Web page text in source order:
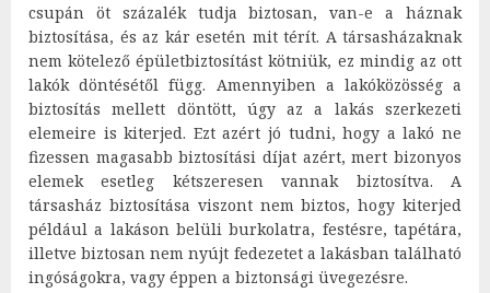
csupán öt százalék tudja biztosan, van-e a háznak
biztosítása, és az kár esetén mit térít. A társasházaknak
nem kötelező épületbiztosítást kötniük, ez mindig az ott
lakók döntésétől függ. Amennyiben a lakóközösség a
biztosítás mellett döntött, úgy az a lakás szerkezeti
elemeire is kiterjed. Ezt azért jó tudni, hogy a lakó ne
fizessen magasabb biztosítási díjat azért, mert bizonyos
elemek esetleg kétszeresen vannak biztosítva. A
társasház biztosítása viszont nem biztos, hogy kiterjed
például a lakáson belüli burkolatra, festésre, tapétára,
illetve biztosan nem nyújt fedezetet a lakásban található
ingóságokra, vagy éppen a biztonsági üvegezésre.